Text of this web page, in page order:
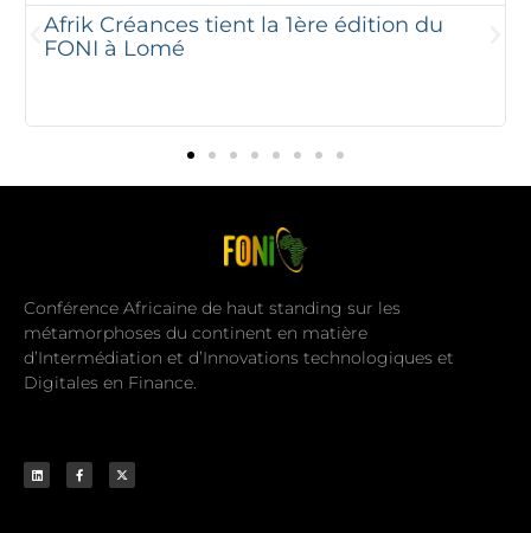
Afrik Créances tient la 1ère édition du
FONI à Lomé
Conférence Africaine de haut standing sur les
métamorphoses du continent en matière
d’Intermédiation et d’Innovations technologiques et
Digitales en Finance.